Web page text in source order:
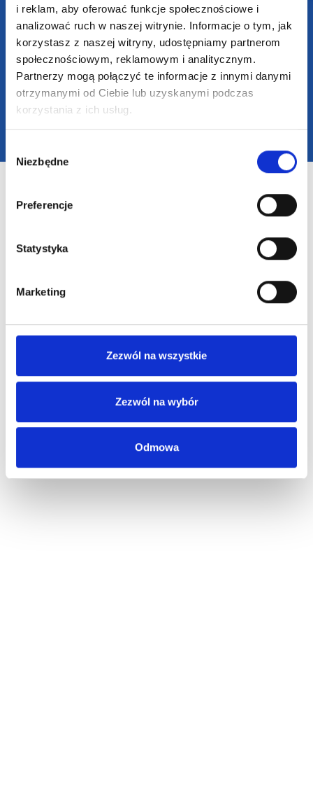
i reklam, aby oferować funkcje społecznościowe i
analizować ruch w naszej witrynie. Informacje o tym, jak
korzystasz z naszej witryny, udostępniamy partnerom
społecznościowym, reklamowym i analitycznym.
Partnerzy mogą połączyć te informacje z innymi danymi
otrzymanymi od Ciebie lub uzyskanymi podczas
korzystania z ich usług.
zgody
Niezbędne
Preferencje
Statystyka
Marketing
Zezwól na wszystkie
Zezwól na wybór
Odmowa
2025 SUPERGADŻET.com © Wszelkie prawa zastrzeżone /
design byVENTI